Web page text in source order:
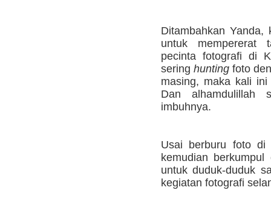
Ditambahkan
untuk mempererat
pecinta fotografi di
sering hunting foto
masing, maka kali
Dan alhamdulillah
imbuhnya.
Usai berburu foto di
kemudian
untuk duduk-duduk
kegiatan fotografi